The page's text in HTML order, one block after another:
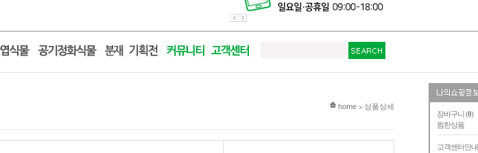
장바구니 (0)
찜한상품
고객센터안내
현재 위치
home > 상품상세